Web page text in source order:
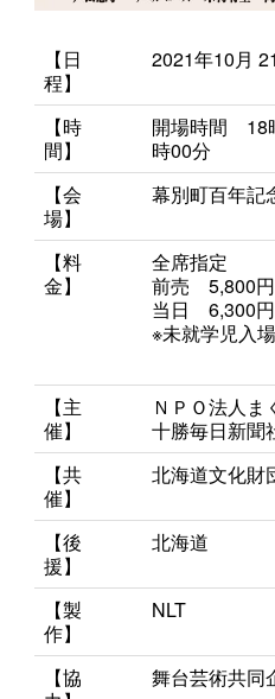
【日
程】
2021年10月
【時
間】
開場時間
時00分
【会
場】
幕別町百年
【料
金】
全席指定
前売 5,800
当日 6,300
※未就学児入
【主
催】
ＮＰＯ法人
十勝毎日新聞
【共
催】
北海道文化財
【後
援】
北海道
【製
作】
NLT
【協
舞台芸術共同